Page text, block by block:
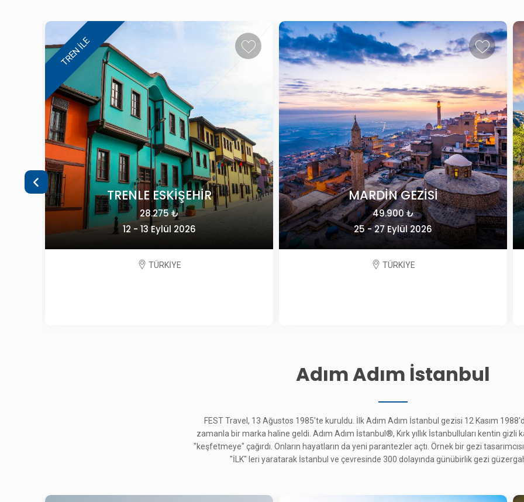
MARDİN GEZİSİ
49.900 ₺
25 - 27 Eylül 2026
TÜRKİYE
KLASİK KAPADOKYA
49.415 ₺
28 - 31 Ekim 2026
TÜRKİYE
Adım Adım İstanbul
FEST Travel, 13 Ağustos 1985'te kuruldu. İlk Adım Adım İstanbul gezisi 12 Kasım
zamanla bir marka haline geldi. Adım Adım İstanbul®, Kırk yıllık İstanbulluları kentin gizli
"keşfetmeye" çağırdı. Onların hayatların da yeni parantezler açtı. Örnek bir gezi
"İLK" leri yaratarak İstanbul ve çevresinde 300 dolayında günübirlik gezi